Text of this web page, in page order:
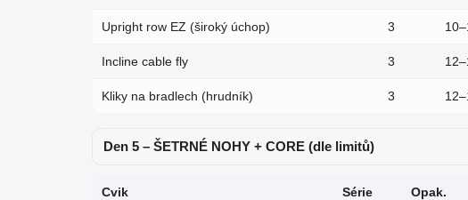
Upright row EZ (široký úchop) 3
Incline cable fly 3
Kliky na bradlech (hrudník) 3
Den 5 – ŠETRNÉ NOHY + CORE (dle limitů)
Cvik Série Opak.